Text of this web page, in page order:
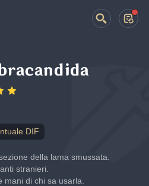
DIF
della lama smussata.
stranieri.
di chi sa usarla.